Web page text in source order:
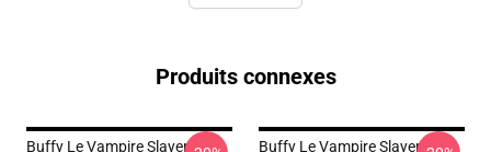
Produits connexes
Buffy Le Vampire Slayer
Buffy Le Vampire Slayer